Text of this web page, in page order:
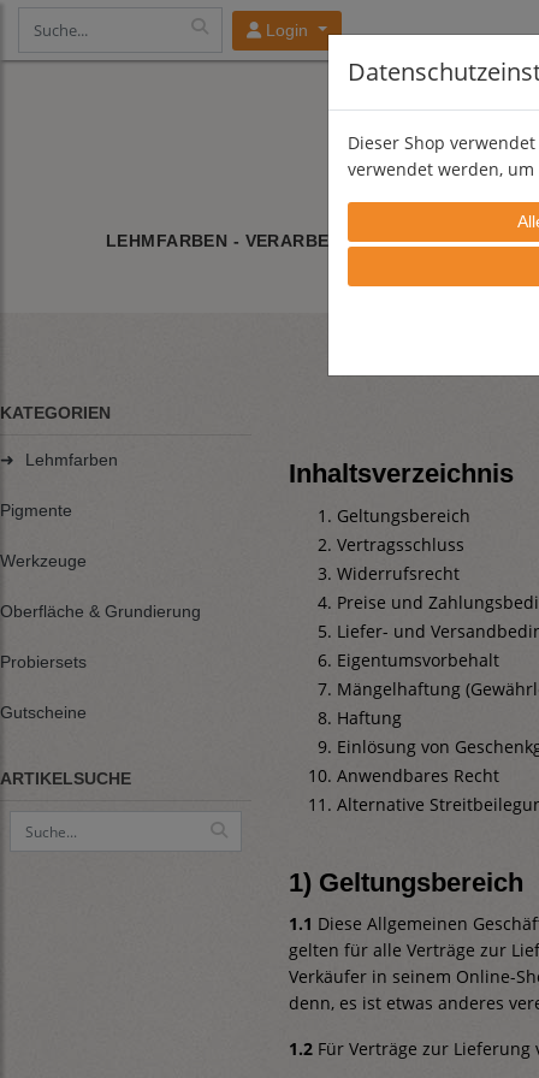
Login
LEHMFARBEN - VERARBEITUNG
KATEGORIEN
➜ Lehmfarben
Pigmente
Werkzeuge
Oberfläche & Grundierung
Probiersets
Gutscheine
ARTIKELSUCHE
Inhaltsverzeichnis
Geltungsbereich
Vertragsschluss
Widerrufsrecht
Preise und
Liefer- und
Eigentumsvorbehalt
Mängelhaftung
Haftung
Einlösung von
Anwendbares Recht
Alternative
1) Geltungsbereich
1.1 Diese Allgemeinen
gelten für alle Verträge zur
Verkäufer in seinem Online-
denn, es ist etwas anderes
1.2 Für Verträge zur
Dieser Shop
verwendet werden,